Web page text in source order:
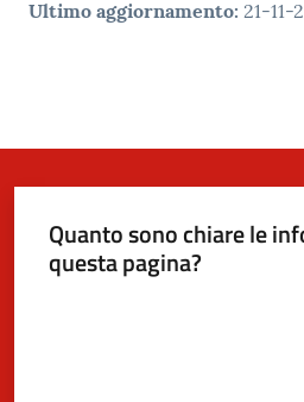
Ultimo aggiornamento: 21-11-
Quanto sono chiare le
questa pagina?